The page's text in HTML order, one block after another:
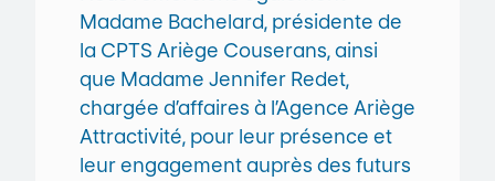
Madame Bachelard, présidente de
la CPTS Ariège Couserans, ainsi
que Madame Jennifer Redet,
chargée d’affaires à l’Agence Ariège
Attractivité, pour leur présence et
leur engagement auprès des futurs